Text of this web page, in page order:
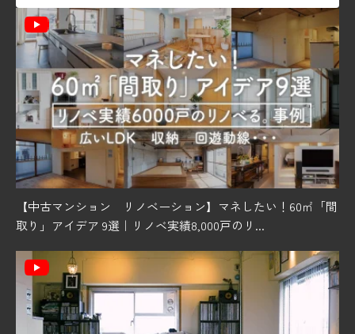
【中古マンション リノベーション】マネしたい！60㎡「間
取り」アイデア 9選｜リノベ実績8,000戸のリ...